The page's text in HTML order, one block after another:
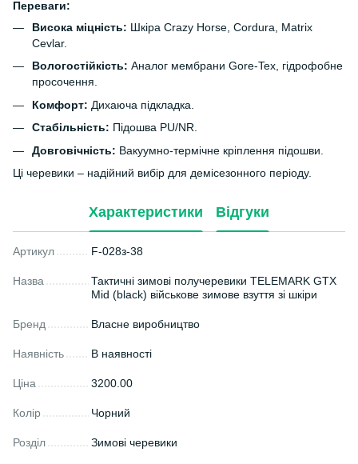
Переваги:
Висока міцність: Шкіра Crazy Horse, Cordura, Matrix
Cevlar.
Вологостійкість: Аналог мембрани Gore-Tex, гідрофобне
просочення.
Комфорт: Дихаюча підкладка.
Стабільність: Підошва PU/NR.
Довговічність: Вакуумно-термічне кріплення підошви.
Ці черевики – надійний вибір для демісезонного періоду.
Характеристики Відгуки
Артикул F-028з-38
Назва
Тактичні зимові получеревики TELEMARK GTX
Mid (black) військове зимове взуття зі шкіри
Бренд Власне виробництво
Наявність В наявності
Ціна 3200.00
Колір Чорний
Розділ Зимові черевики